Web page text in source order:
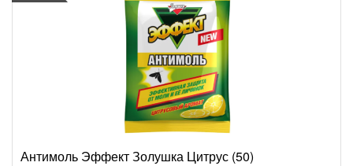
Антимоль Эффект Золушка Цитрус (50)